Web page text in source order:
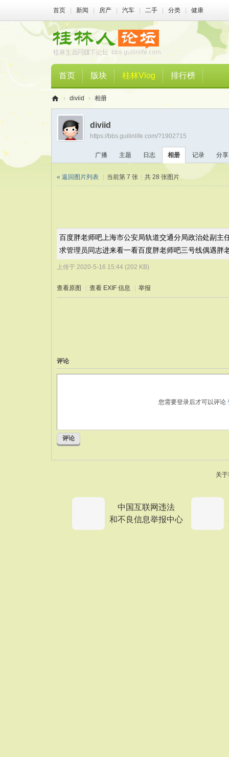
首页 新闻 房产 汽车 二手 分类 健康
首页 版块 桂林Vlog 排行榜
桂
人
› diviid › 相册
diviid
https://bbs.guilinlife.com/?1902715
广播 主题 日志 相册 记录 分享
« 返回图片列表 当前第 7 张 共 28 张图片
百度胖老师吧上海市公安局轨道交通分局政治处副
求管理员同志进来看一看百度胖老师吧三号线偶遇胖
上传于 2020-5-16 15:44 (202 KB)
查看原图 查看 EXIF 信息 举报
评论
您需要登录后才可以评论
评论
关
中国互联网违法
和不良信息举报中心